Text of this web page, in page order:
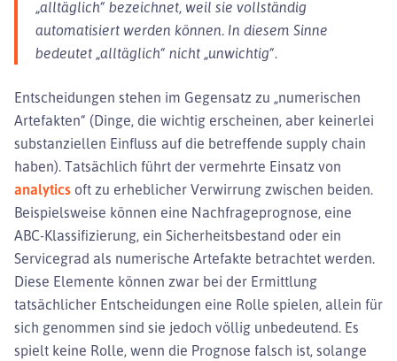
„alltäglich“ bezeichnet, weil sie vollständig
automatisiert werden können. In diesem Sinne
bedeutet „alltäglich“ nicht „unwichtig“.
Entscheidungen stehen im Gegensatz zu „numerischen
Artefakten“ (Dinge, die wichtig erscheinen, aber keinerlei
substanziellen Einfluss auf die betreffende supply chain
haben). Tatsächlich führt der vermehrte Einsatz von
analytics oft zu erheblicher Verwirrung zwischen beiden.
Beispielsweise können eine Nachfrageprognose, eine
ABC-Klassifizierung, ein Sicherheitsbestand oder ein
Servicegrad als numerische Artefakte betrachtet werden.
Diese Elemente können zwar bei der Ermittlung
tatsächlicher Entscheidungen eine Rolle spielen, allein für
sich genommen sind sie jedoch völlig unbedeutend. Es
spielt keine Rolle, wenn die Prognose falsch ist, solange